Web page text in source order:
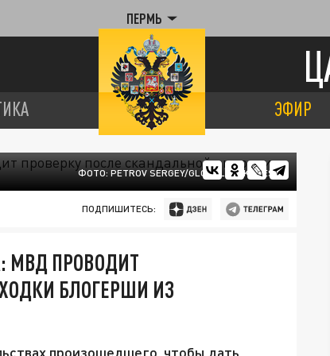
ПЕРМЬ
ЭФИР
ФОТО: PETROV SERGEY/GLOBALLOOKPRESS
ПОДПИШИТЕСЬ:
МВД ПРОВОДИТ
БЛОГЕРШИ ИЗ
произошедшего, чтобы дать